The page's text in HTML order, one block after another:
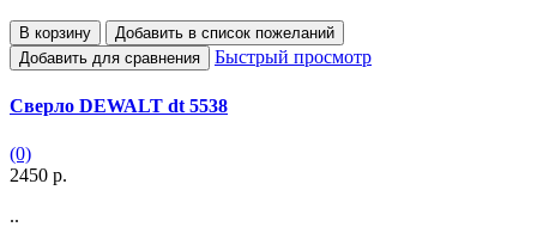
В корзину
Добавить в список пожеланий
Добавить для сравнения
Быстрый просмотр
Сверло DEWALT dt 5538
(0)
2450 р.
..